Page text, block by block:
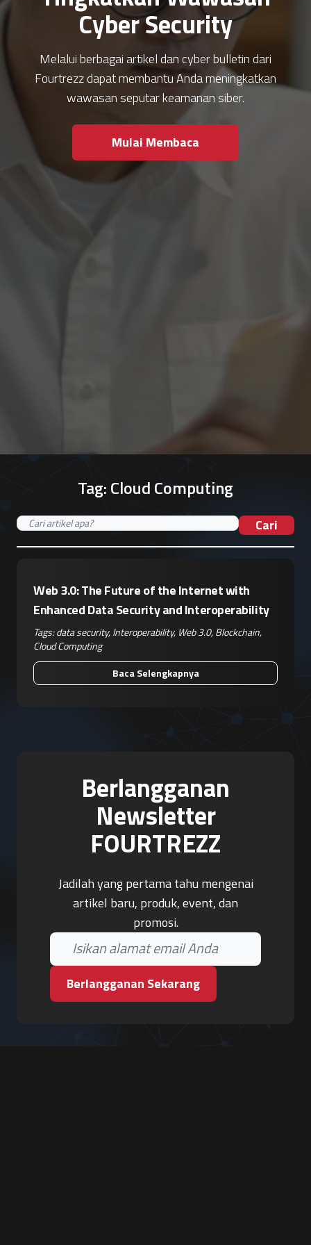
Cyber Security
Melalui berbagai artikel dan cyber bulletin dari
Fourtrezz dapat membantu Anda meningkatkan
wawasan seputar keamanan siber.
Mulai Membaca
Tag:Cloud Computing
Cari
Web 3.0: The Future of the Internet with
Enhanced Data Security and Interoperability
Tags:data security,Interoperability, Web 3.0,Blockchain,
Cloud Computing
Baca Selengkapnya
Berlangganan
Newsletter
FOURTREZZ
Jadilah yang pertama tahu mengenai
artikel baru, produk, event, dan
promosi.
Berlangganan Sekarang